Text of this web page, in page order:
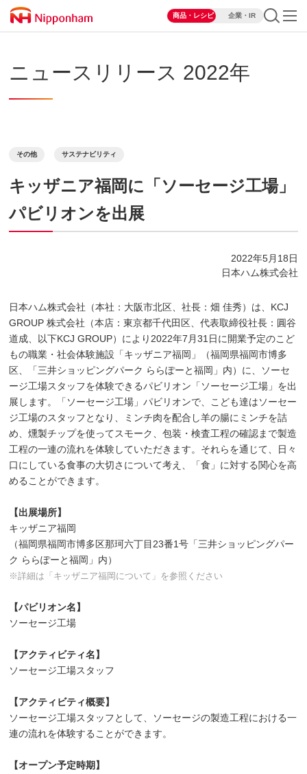
商品・レシピ 企業・IR
ニュースリリース 2022年
その他 サステナビリティ
キッザニア福岡に「ソーセージ工場」
パビリオンを出展
2022年5月18日
日本ハム株式会社
日本ハム株式会社（本社：大阪市北区、社長：畑 佳秀）は、KCJ
GROUP 株式会社（本店：東京都千代田区、代表取締役社長：圓谷
道成、以下KCJ GROUP）により2022年7月31日に開業予定のこど
もの職業・社会体験施設「キッザニア福岡」（福岡県福岡市博多
区、「三井ショッピングパーク ららぽーと福岡」内）に、ソーセ
ージ工場スタッフを体験できるパビリオン「ソーセージ工場」を出
展します。「ソーセージ工場」パビリオンで、こども達はソーセー
ジ工場のスタッフとなり、ミンチ肉を配合し羊の腸にミンチを詰
め、燻製チップを使ってスモーク、包装・検査工程の確認まで製造
工程の一連の流れを体験していただきます。それらを通じて、日々
口にしている食事の大切さについて考え、「食」に対する関心を高
めることができます。
【出展場所】
キッザニア福岡
（福岡県福岡市博多区那珂六丁目23番1号「三井ショッピングパー
ク ららぽーと福岡」内）
※詳細は「キッザニア福岡について」を参照ください
【パビリオン名】
ソーセージ工場
【アクティビティ名】
ソーセージ工場スタッフ
【アクティビティ概要】
ソーセージ工場スタッフとして、ソーセージの製造工程における一
連の流れを体験することができます。
【オープン予定時期】